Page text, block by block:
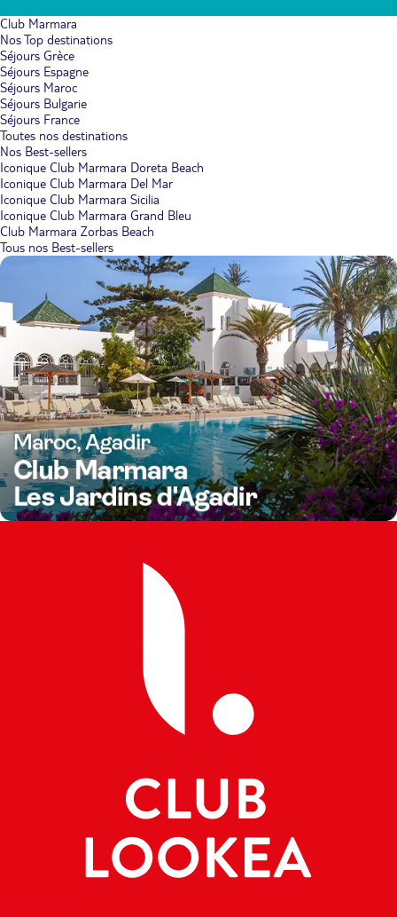
Club Marmara
Nos Top destinations
Séjours Grèce
Séjours Espagne
Séjours Maroc
Séjours Bulgarie
Séjours France
Toutes nos destinations
Nos Best-sellers
Iconique Club Marmara Doreta Beach
Iconique Club Marmara Del Mar
Iconique Club Marmara Sicilia
Iconique Club Marmara Grand Bleu
Club Marmara Zorbas Beach
Tous nos Best-sellers